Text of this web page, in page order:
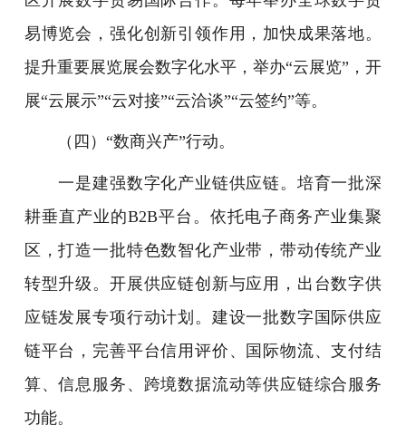
易博览会，强化创新引领作用，加快成果落地。
提升重要展览展会数字化水平，举办“云展览”，开
展“云展示”“云对接”“云洽谈”“云签约”等。
（四）“数商兴产”行动。
一是建强数字化产业链供应链。培育一批深
耕垂直产业的B2B平台。依托电子商务产业集聚
区，打造一批特色数智化产业带，带动传统产业
转型升级。开展供应链创新与应用，出台数字供
应链发展专项行动计划。建设一批数字国际供应
链平台，完善平台信用评价、国际物流、支付结
算、信息服务、跨境数据流动等供应链综合服务
功能。